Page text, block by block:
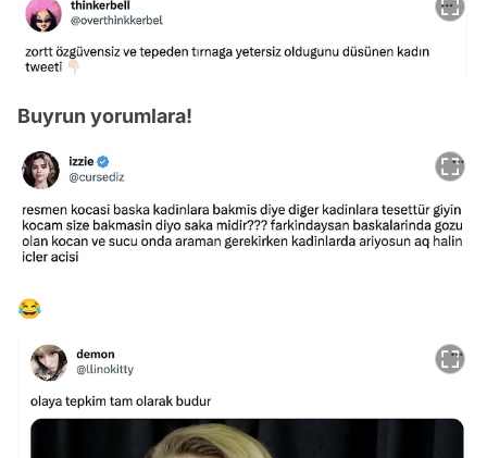
Buyrun yorumlara!
😂